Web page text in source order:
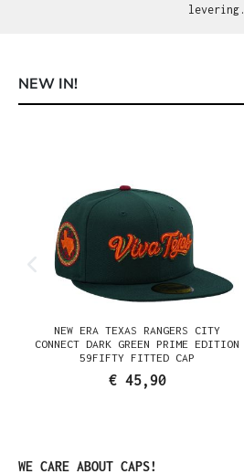
levering.
NEW IN!
NEW ERA TEXAS RANGERS CITY
CONNECT DARK GREEN PRIME EDITION
59FIFTY FITTED CAP
€ 45,90
Productgalerij overslaan
WE CARE ABOUT CAPS!